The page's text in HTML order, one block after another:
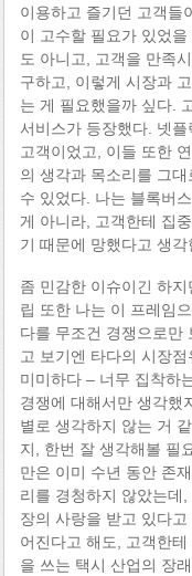
이용하고 즐기던 고객들
이 고수할 필요가 있었
도 아니고, 고객을 만족
구하고, 이렇게 시장과
는 게 필요했을까 싶다.
서비스가 등장했다. 넷
고객이었고, 이들 또한
의 생각과 목소리를 그
수 있었다. 나는 블록버
게 아니라, 고객한테 집
기 때문에 망했다고 생각
좀 민감한 이슈이긴 하
립 또한 나는 이 프레임
다를 무조건 경쟁으로만
고 보기엔 타다의 시장
미미하다 – 너무 집착하
경쟁에 대해서만 생각했
별로 생각하지 않는 거 같
지, 한번 잘 생각해볼 필
만은 이미 수년 동안 존
리를 경청하지 않았는데
장의 사랑을 받고 있다
어진다고 해도, 고객한
을 쓰는 택시 산업의 장